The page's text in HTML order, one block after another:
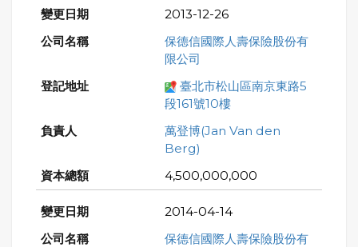
2013-12-26
保德信國際人壽保險股份有
限公司
臺北市松山區南京東路5
段161號10樓
萬登博(Jan Van den
Berg)
4,500,000,000
2014-04-14
保德信國際人壽保險股份有